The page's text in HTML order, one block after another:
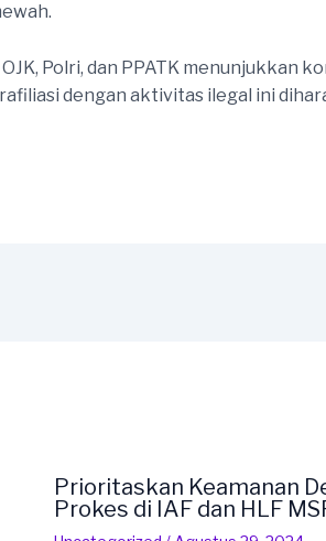
Polri, dan PPATK menunjukkan
dengan aktivitas ilegal ini
Prioritaskan Keamanan
Prokes di IAF dan HLF